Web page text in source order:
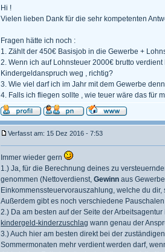
Hi !
Vielen lieben Dank für die sehr kompetenten
Fragen hätte ich noch :
1. Zählt der 450€ Basisjob in die Gewerbe +
2. Wenn ich auf Lohnsteuer 2000€ brutto
Kindergeldanspruch weg , richtig?
3. Wie viel darf ich im Jahr mit dem Gewerbe
4. Falls ich fliegen sollte , wie teuer wäre das für
Verfasst am: 15 Dez 2016 - 7:53
Immer wieder gern
1.) Ja, für die Berechnung deines zu
genommen (Nettoverdienst, Gewinn aus
Einkommenssteuervorauszahlung, welche du
Außerdem gibt es noch verschiedene
2.) Da am besten auf der Seite der
kindergeld-kinderzuschlag wann genau der
3.) Auch hier am besten direkt bei der
Sommermonaten mehr verdient werden darf,